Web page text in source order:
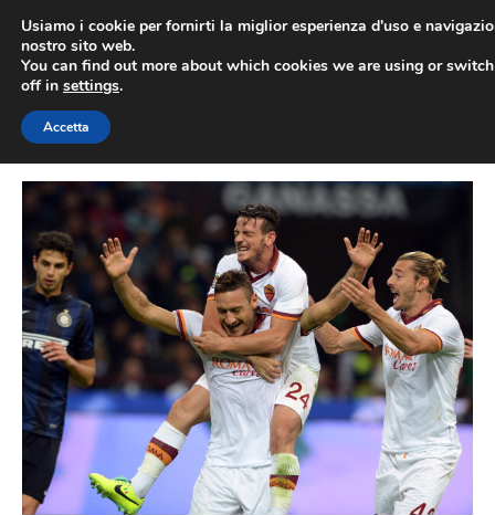
contenuto
Usiamo i cookie per fornirti la miglior esperienza d'uso e
nostro sito web.
You can find out more about which cookies we are using or
off in settings.
Accetta